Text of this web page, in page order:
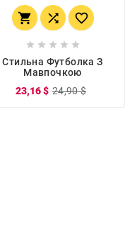
  
    
Стильна Футболка З
Мавпочкою
23,16 $ 24,90 $